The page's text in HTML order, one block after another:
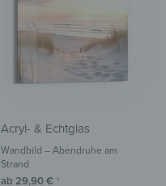
Acryl- & Echtglas
Wandbild – Abendruhe am
Strand
ab 29,90€ *